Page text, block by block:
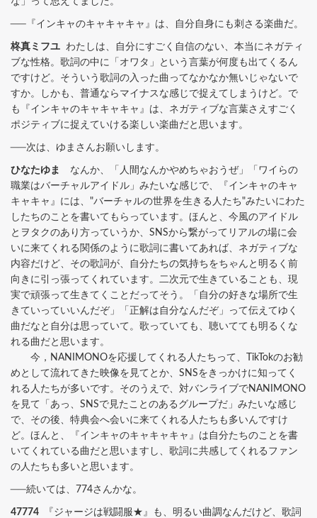
──『インキャのキャキャキャ』は、自分自身にも刺さる楽曲だ。
柊真ミフユ わたしは、自分にすごく自信のない、本当にネガティ
ブな性格。歌詞の中に「オワタ」という言葉が何度も出てくるん
ですけど。そういう歌詞の入った曲ってなかなか無いじゃないで
すか。しかも、普通ならマイナスな感じで捉えてしまうけど。で
も『インキャのキャキャキャ』は、ネガティブな言葉さえすごく
ポジティブに捉えていける楽しい楽曲だと思います。
──次は、ゆまさんお願いします。
ひなたゆま
なんか、「人間なんかやめちゃおうぜ」「ワイらの
職業はバーチャルアイドル」みたいな感じで、『インキャのキャ
キャキャ』には、"バーチャルの世界を生きる人たち"みたいにわた
したちのことを書いてもらっています。ほんと、今風のアイドル
とヲタクのあり方っていうか、SNSから繋がってリアルの場に会
いに来てくれる関係のように歌詞に書いてあれば、ネガティブな
内容だけど、その歌詞が、自分たちの気持ちをちゃんと明るく前
向きに引っ張ってくれています。二次元で生きていることも、現
実で頑張って生きてくことだってそう。「自分の好きな場所で生
きていっていいんだぞ」「正解は自分なんだぞ」って伝えてゆく
曲だなと自分は思っていて。歌っていても、聴いてても明るくな
れる曲だと思います。
今，NANIMONOを応援してくれる人たちって、TikTokのお勧
めとして流れてきた映像を見てとか、SNSをきっかけに知ってく
れる人たちが多いです。そのうえで、対バンライブでNANIMONO
を見て「あっ、SNSで見たことのあるグループだ」みたいな感じ
で、その後、特典会へ会いに来てくれる人たちも多いんですけ
ど。ほんと、『インキャのキャキャキャ』は自分たちのことを書
いてくれている曲だと思いますし、歌詞に共感してくれるファン
の人たちも多いと思います。
──続いては、774さんかな。
47774
『ジャージは戦闘服★』も、明るい曲調なんだけど、歌詞